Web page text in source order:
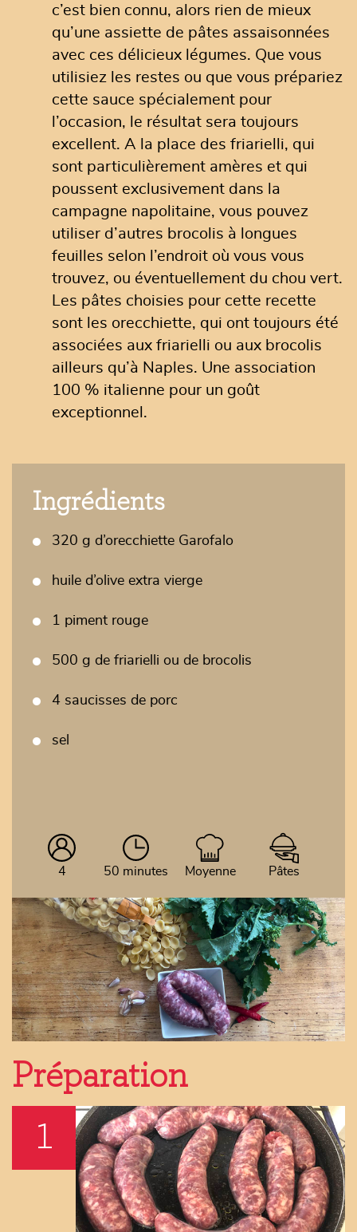
c’est bien connu, alors rien de mieux
qu’une assiette de pâtes assaisonnées
avec ces délicieux légumes. Que vous
utilisiez les restes ou que vous prépariez
cette sauce spécialement pour
l’occasion, le résultat sera toujours
excellent. A la place des friarielli, qui
sont particulièrement amères et qui
poussent exclusivement dans la
campagne napolitaine, vous pouvez
utiliser d’autres brocolis à longues
feuilles selon l’endroit où vous vous
trouvez, ou éventuellement du chou vert.
Les pâtes choisies pour cette recette
sont les orecchiette, qui ont toujours été
associées aux friarielli ou aux brocolis
ailleurs qu’à Naples. Une association
100 % italienne pour un goût
exceptionnel.
Ingrédients
320 g d’orecchiette Garofalo
huile d’olive extra vierge
1 piment rouge
500 g de friarielli ou de brocolis
4 saucisses de porc
sel
4 50 minutes Moyenne Pâtes
Préparation
1